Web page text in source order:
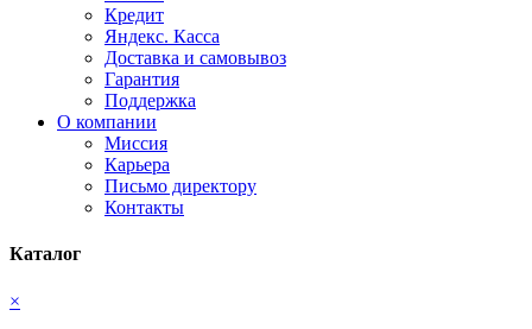
Кредит
Яндекс. Касса
Доставка и самовывоз
Гарантия
Поддержка
О компании
Миссия
Карьера
Письмо директору
Контакты
Каталог
×